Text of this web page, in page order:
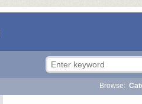
Browse: